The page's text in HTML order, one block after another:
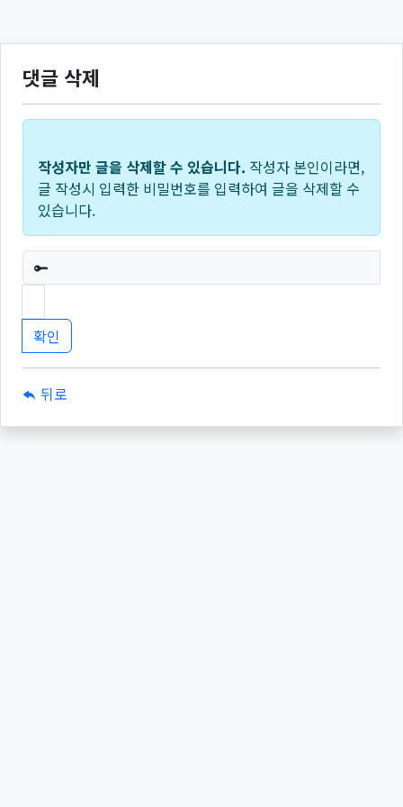
댓글 삭제
작성자만 글을 삭제할 수 있습니다. 작성자 본인이라면,
글 작성시 입력한 비밀번호를 입력하여 글을 삭제할 수
있습니다.
필수
뒤로